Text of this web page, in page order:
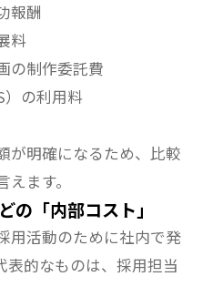
報酬
料
の制作委託費
）の利用料
が明確になるため、比較
ます。
の「内部コスト」
用活動のために社内で発
表的なものは、採用担当